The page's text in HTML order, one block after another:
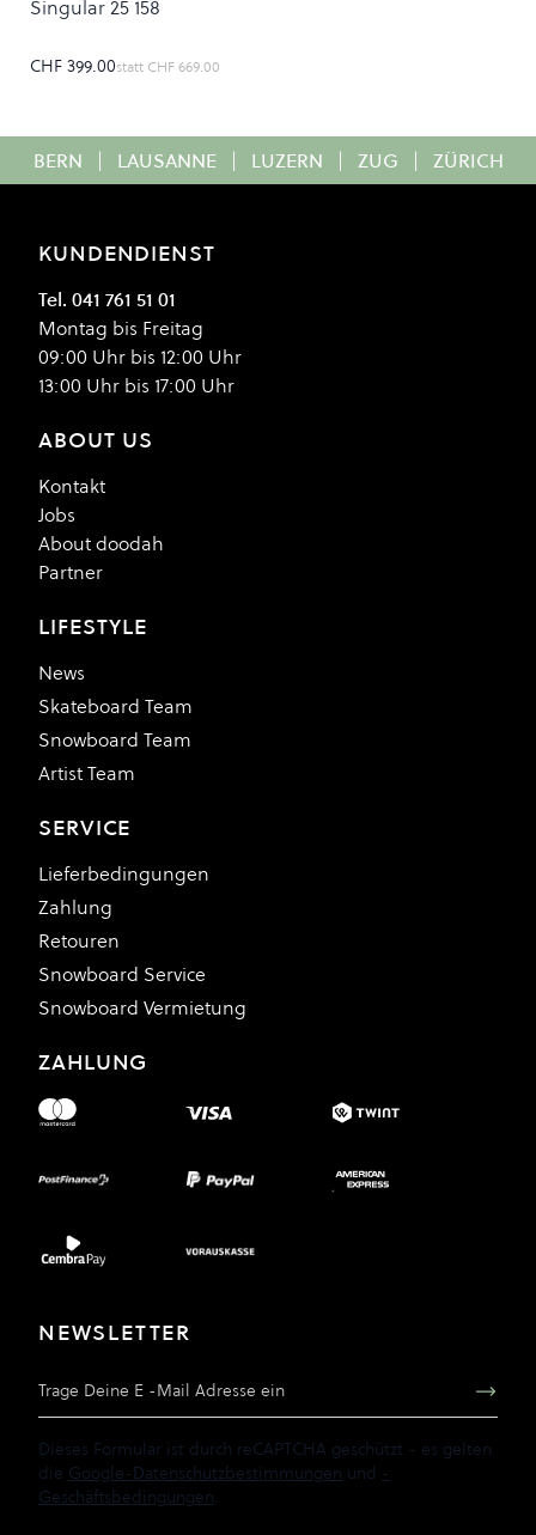
Singular 25 158
CHF 399.00statt CHF 669.00
BERN | LAUSANNE | LUZERN | ZUG | ZÜRICH
KUNDENDIENST
Tel. 041 761 51 01
Montag bis Freitag
09:00 Uhr bis 12:00 Uhr
13:00 Uhr bis 17:00 Uhr
ABOUT US
Kontakt
Jobs
About doodah
Partner
LIFESTYLE
News
Skateboard Team
Snowboard Team
Artist Team
SERVICE
Lieferbedingungen
Zahlung
Retouren
Snowboard Service
Snowboard Vermietung
ZAHLUNG
NEWSLETTER
Dieses Formular ist durch reCAPTCHA geschützt - es gelten
die Google-Datenschutzbestimmungen und -
Geschäftsbedingungen.